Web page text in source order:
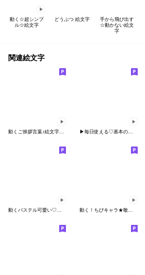
動く☆超シンプ
ル☆絵文字
どうぶつ 絵文字
手から飛び出す
☆動かない絵文
字
関連絵文字
動くパステル可愛い♡敬語あいさつ♡絵文字 動く！ちびキャラ★敬語絵文字